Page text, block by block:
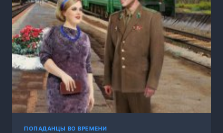
ПОПАДАНЦЫ ВО ВРЕМЕНИ